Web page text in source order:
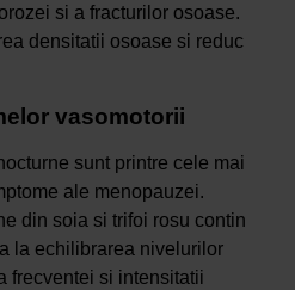
si a fracturilor osoase.
densitatii osoase si reduc
vasomotorii
sunt printre cele mai
ale menopauzei.
din soia si trifoi rosu contin
la echilibrarea nivelurilor
frecventei si intensitatii